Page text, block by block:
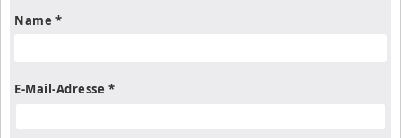
Name *
E-Mail-Adresse *